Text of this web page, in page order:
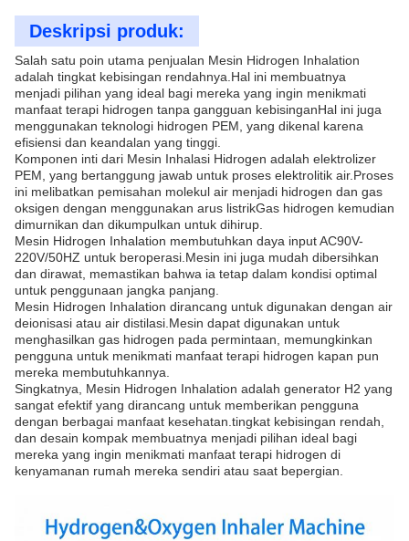
Deskripsi produk:
Salah satu poin utama penjualan Mesin Hidrogen Inhalation
adalah tingkat kebisingan rendahnya.Hal ini membuatnya
menjadi pilihan yang ideal bagi mereka yang ingin menikmati
manfaat terapi hidrogen tanpa gangguan kebisinganHal ini juga
menggunakan teknologi hidrogen PEM, yang dikenal karena
efisiensi dan keandalan yang tinggi.
Komponen inti dari Mesin Inhalasi Hidrogen adalah elektrolizer
PEM, yang bertanggung jawab untuk proses elektrolitik air.Proses
ini melibatkan pemisahan molekul air menjadi hidrogen dan gas
oksigen dengan menggunakan arus listrikGas hidrogen kemudian
dimurnikan dan dikumpulkan untuk dihirup.
Mesin Hidrogen Inhalation membutuhkan daya input AC90V-
220V/50HZ untuk beroperasi.Mesin ini juga mudah dibersihkan
dan dirawat, memastikan bahwa ia tetap dalam kondisi optimal
untuk penggunaan jangka panjang.
Mesin Hidrogen Inhalation dirancang untuk digunakan dengan air
deionisasi atau air distilasi.Mesin dapat digunakan untuk
menghasilkan gas hidrogen pada permintaan, memungkinkan
pengguna untuk menikmati manfaat terapi hidrogen kapan pun
mereka membutuhkannya.
Singkatnya, Mesin Hidrogen Inhalation adalah generator H2 yang
sangat efektif yang dirancang untuk memberikan pengguna
dengan berbagai manfaat kesehatan.tingkat kebisingan rendah,
dan desain kompak membuatnya menjadi pilihan ideal bagi
mereka yang ingin menikmati manfaat terapi hidrogen di
kenyamanan rumah mereka sendiri atau saat bepergian.